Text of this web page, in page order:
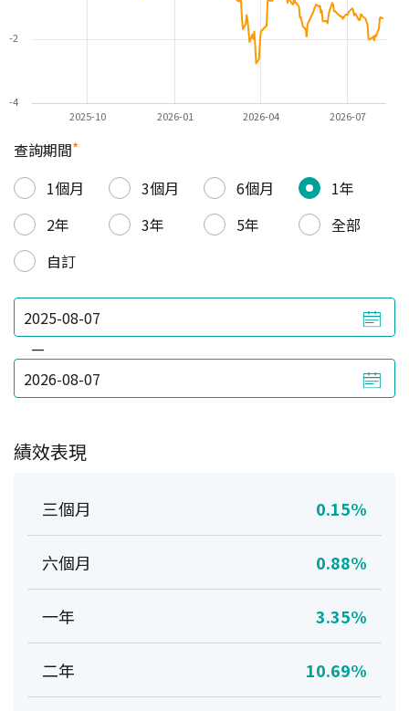
2025-10 2026-01 2026-04 2026-07
-4
-2
查詢期間*
1個月
3個月 6個月
1年
2年
3年 5年
全部
自訂
—
績效表現
三個月 0.15%
六個月 0.88%
一年 3.35%
二年 10.69%